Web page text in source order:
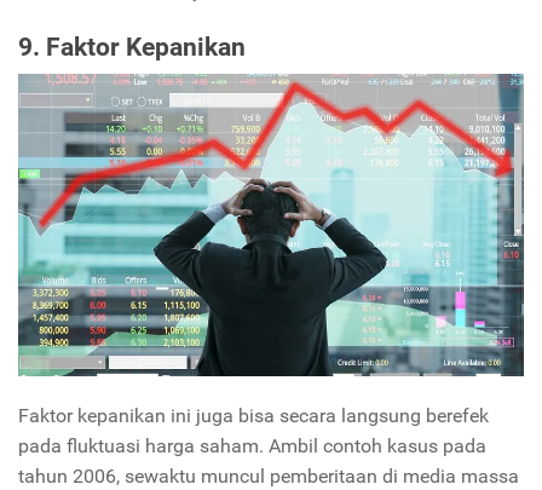
9. Faktor Kepanikan
Faktor kepanikan ini juga bisa secara langsung berefek
pada fluktuasi harga saham. Ambil contoh kasus pada
tahun 2006, sewaktu muncul pemberitaan di media massa